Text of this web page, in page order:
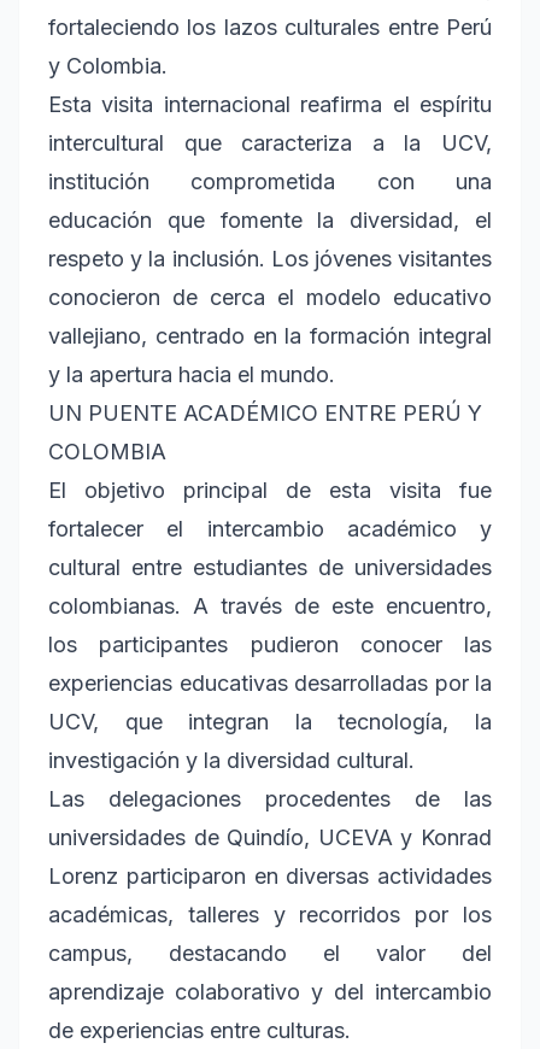
fortaleciendo los lazos culturales entre Perú
y Colombia.
Esta visita internacional reafirma el espíritu
intercultural que caracteriza a la UCV,
institución comprometida con una
educación que fomente la diversidad, el
respeto y la inclusión. Los jóvenes visitantes
conocieron de cerca el modelo educativo
vallejiano, centrado en la formación integral
y la apertura hacia el mundo.
UN PUENTE ACADÉMICO ENTRE PERÚ Y
COLOMBIA
El objetivo principal de esta visita fue
fortalecer el intercambio académico y
cultural entre estudiantes de universidades
colombianas. A través de este encuentro,
los participantes pudieron conocer las
experiencias educativas desarrolladas por la
UCV, que integran la tecnología, la
investigación y la diversidad cultural.
Las delegaciones procedentes de las
universidades de Quindío, UCEVA y Konrad
Lorenz participaron en diversas actividades
académicas, talleres y recorridos por los
campus, destacando el valor del
aprendizaje colaborativo y del intercambio
de experiencias entre culturas.